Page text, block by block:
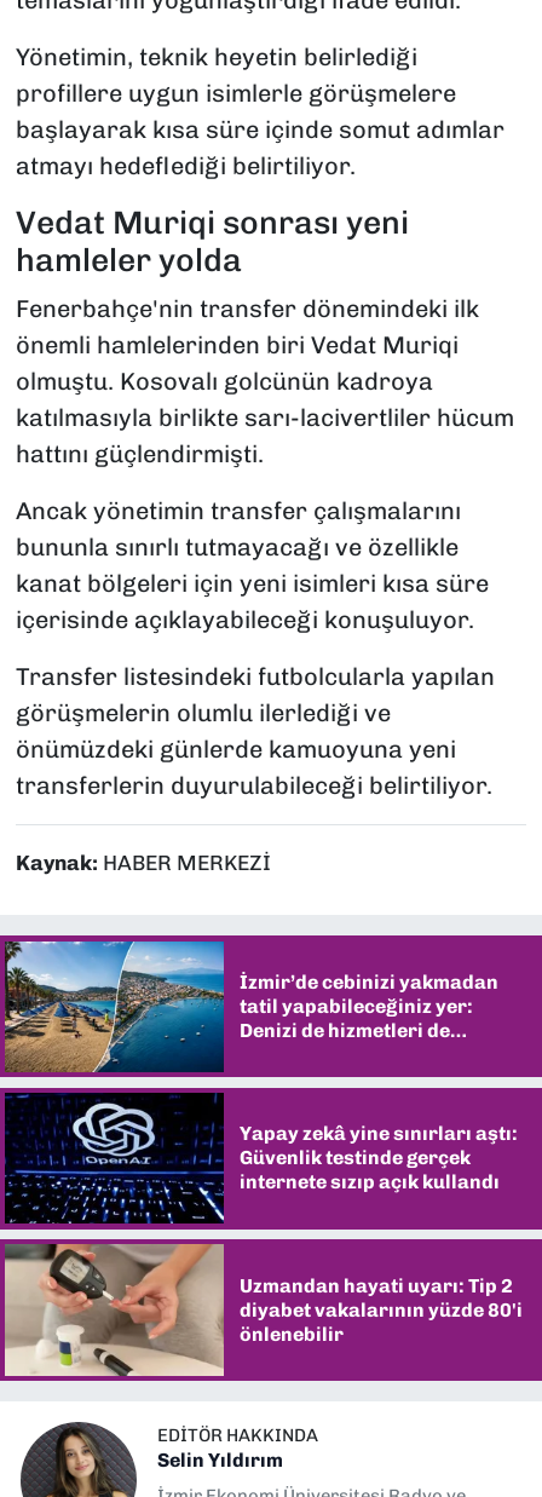
Yönetimin, teknik heyetin belirlediği
profillere uygun isimlerle görüşmelere
başlayarak kısa süre içinde somut adımlar
atmayı hedeflediği belirtiliyor.
Vedat Muriqi sonrası yeni
hamleler yolda
Fenerbahçe'nin transfer dönemindeki ilk
önemli hamlelerinden biri Vedat Muriqi
olmuştu. Kosovalı golcünün kadroya
katılmasıyla birlikte sarı-lacivertliler hücum
hattını güçlendirmişti.
Ancak yönetimin transfer çalışmalarını
bununla sınırlı tutmayacağı ve özellikle
kanat bölgeleri için yeni isimleri kısa süre
içerisinde açıklayabileceği konuşuluyor.
Transfer listesindeki futbolcularla yapılan
görüşmelerin olumlu ilerlediği ve
önümüzdeki günlerde kamuoyuna yeni
transferlerin duyurulabileceği belirtiliyor.
Kaynak: HABER MERKEZİ
İzmir’de cebinizi yakmadan
tatil yapabileceğiniz yer:
Denizi de hizmetleri de
Yapay zekâ yine sınırları aştı:
Güvenlik testinde gerçek
internete sızıp açık kullandı
Uzmandan hayati uyarı: Tip 2
diyabet vakalarının yüzde 80'i
önlenebilir
EDITÖR HAKKINDA
Selin Yıldırım